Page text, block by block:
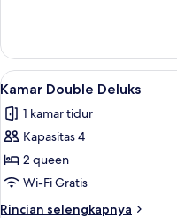
Luxe
Two
Queen
Lihat
semua
foto
untuk
Kamar
Double
Deluks
4
Kamar Double Deluks
1 kamar tidur
Kapasitas 4
2 queen
Wi-Fi Gratis
Rincian selengkapnya
Rincian